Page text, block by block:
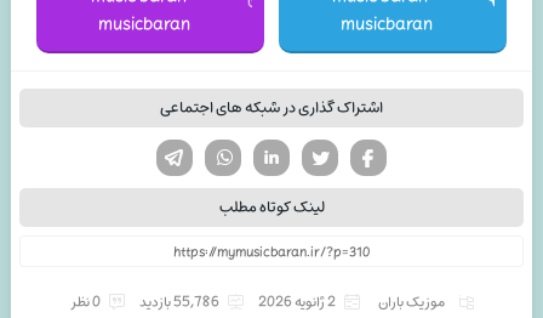
musicbaran
musicbaran
اشتراک گذاری در شبکه های اجتماعی
لینکدین تویتر
فیسوک
لینک کوتاه مطلب
موزیک باران 2 ژانویه 2026 55,786 بازدید 0 نظر